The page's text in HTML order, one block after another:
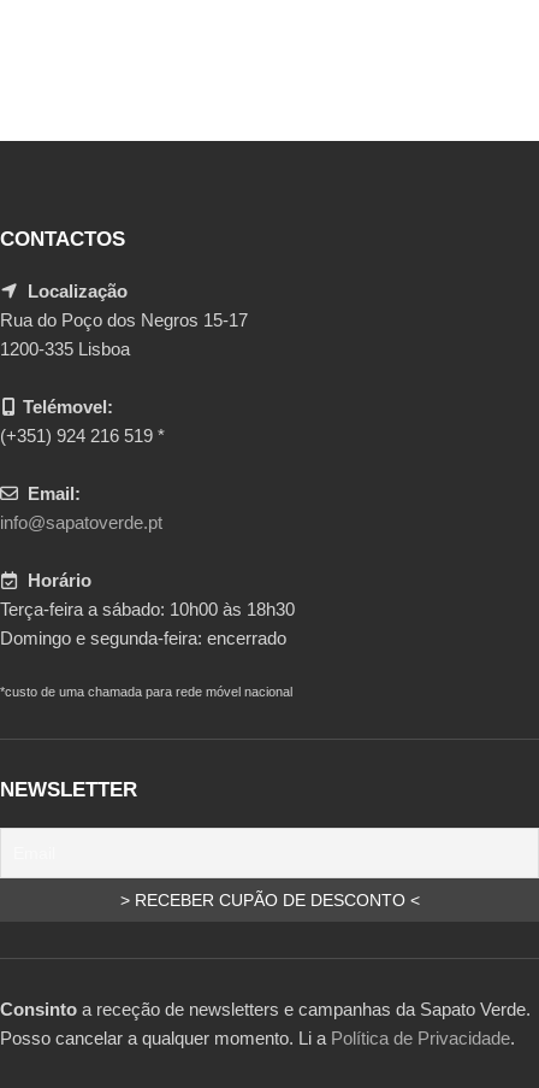
CONTACTOS
Localização
Rua do Poço dos Negros 15-17
1200-335 Lisboa
Telémovel:
(+351) 924 216 519 *
Email:
info@sapatoverde.pt
Horário
Terça-feira a sábado: 10h00 às 18h30
Domingo e segunda-feira: encerrado
*custo de uma chamada para rede móvel nacional
NEWSLETTER
Consinto a receção de newsletters e campanhas da Sapato Verde.
Posso cancelar a qualquer momento. Li a Política de Privacidade.